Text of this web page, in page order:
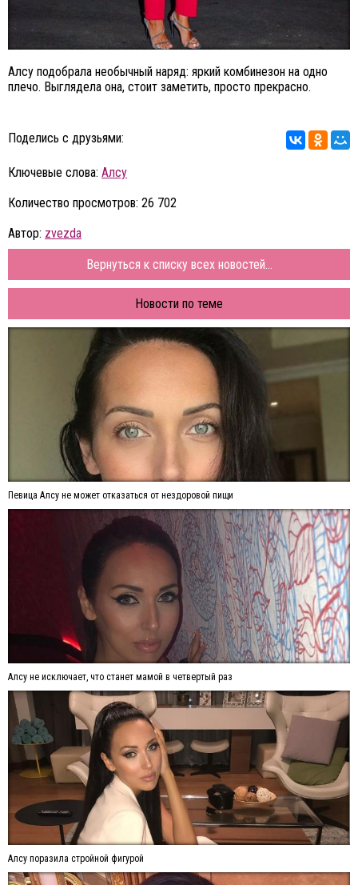
Алсу подобрала необычный наряд: яркий комбинезон на одно
плечо. Выглядела она, стоит заметить, просто прекрасно.
Поделись с друзьями:
Ключевые слова: Алсу
Количество просмотров: 26 702
Автор: zvezda
Вернуться к списку всех новостей...
Новости по теме
Певица Алсу не может отказаться от нездоровой пищи
Алсу не исключает, что станет мамой в четвертый раз
Алсу поразила стройной фигурой